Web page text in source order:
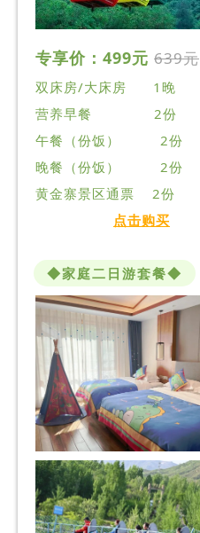
专享价：499元 639元
双床房/大床房 1晚
营养早餐 2份
午餐（份饭） 2份
晚餐（份饭） 2份
黄金寨景区通票 2份
点击购买
◆家庭二日游套餐◆